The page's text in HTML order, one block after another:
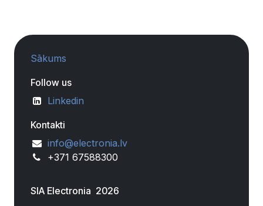
Sākums
Follow us
Linkedin
Kontakti
info@electronia.lv
+371 67588300
SIA Electronia 2026